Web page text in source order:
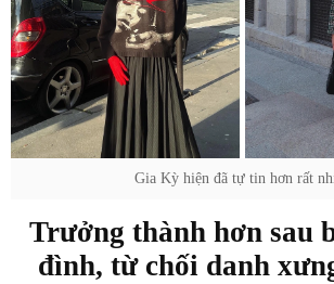
Gia Kỳ hiện đã tự tin hơn rất
Trưởng thành hơn sau
đình, từ chối danh